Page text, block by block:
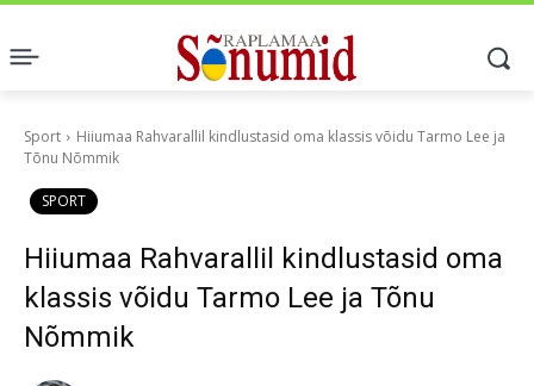
Sport
Hiiumaa Rahvarallil kindlustasid oma klassis võidu Tarmo Lee ja
Tõnu Nõmmik
SPORT
Hiiumaa Rahvarallil kindlustasid oma
klassis võidu Tarmo Lee ja Tõnu
Nõmmik